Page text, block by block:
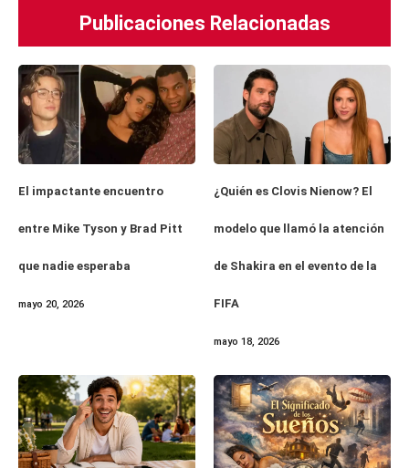
Publicaciones Relacionadas
El impactante encuentro
entre Mike Tyson y Brad Pitt
que nadie esperaba
mayo 20, 2026
¿Quién es Clovis Nienow? El
modelo que llamó la atención
de Shakira en el evento de la
FIFA
mayo 18, 2026